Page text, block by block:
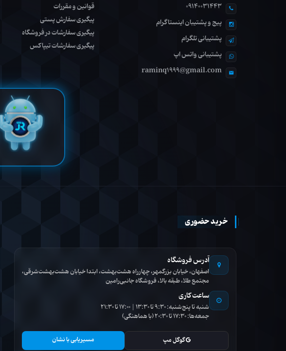
09140031443
پیج و پشتیبان اینستاگرام
پشتیبانی تلگرام
پشتیبانی واتس اپ
raminq1999@gmail.com
قوانین و مقررات
پیگیری سفارش پستی
پیگیری سفارشات در فروشگاه
پیگیری سفارشات تیپاکس
خرید حضوری
آدرس فروشگاه
اصفهان، خیابان بزرگمهر، چهارراه هشت‌بهشت، ابتدا خیابان هشت‌بهشت‌شرقی،
مجتمع طلا، طبقه بالا، فروشگاه جانبی‌رامین
ساعت کاری
شنبه تا پنج‌شنبه: 9:30 تا 13:30 | 17:00 تا 21:30
جمعه‌ها: 17:30 تا 20:30 (با هماهنگی)
گوگل مپ مسیریابی با نشان